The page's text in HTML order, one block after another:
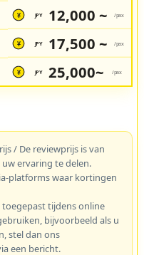
¥ JPY 12,000 ~ /pax
¥ JPY 17,500 ~ /pax
¥ JPY 25,000~ /pax
/ De reviewprijs is van
ervaring te delen.
platforms waar kortingen
tijdens online
bijvoorbeeld als u
stel dan ons
een bericht.